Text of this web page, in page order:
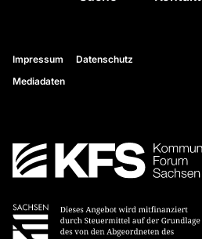
Impressum
Datenschutz
Mediadaten